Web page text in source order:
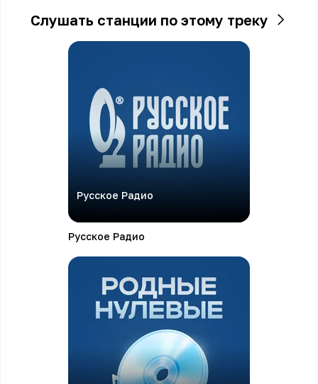
Слушать станции по этому треку
Русское Радио
Русское Радио